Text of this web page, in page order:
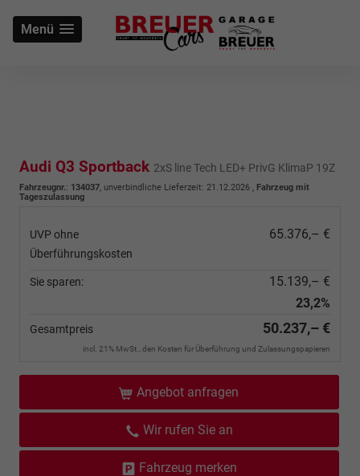
Menü
Audi Q3 Sportback 2xS line Tech LED+ PrivG KlimaP 19Z
Fahrzeugnr.: 134037, unverbindliche Lieferzeit: 21.12.2026 , Fahrzeug mit
Tageszulassung
UVP ohne
Überführungskosten
65.376,– €
Sie sparen:
15.139,– €
23,2%
Gesamtpreis 50.237,– €
incl. 21% MwSt., den Kosten für Überführung und Zulassungspapieren
Angebot anfragen
Wir rufen Sie an
Fahrzeug merken